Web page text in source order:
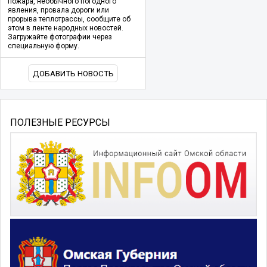
явления, провала дороги или
прорыва теплотрассы, сообщите об
этом в ленте народных новостей.
Загружайте фотографии через
специальную форму.
ДОБАВИТЬ НОВОСТЬ
ПОЛЕЗНЫЕ РЕСУРСЫ